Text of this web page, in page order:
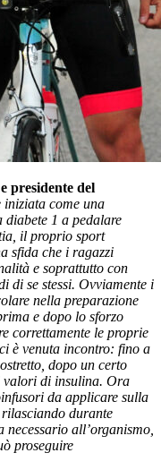
presidente del
iniziata come una
diabete 1 a pedalare
il proprio sport
sfida che i ragazzi
e soprattutto con
di se stessi. Ovviamente i
nella preparazione
e dopo lo sforzo
correttamente le proprie
è venuta incontro: fino a
dopo un certo
valori di insulina. Ora
da applicare sulla
rilasciando durante
all’organismo,
proseguire